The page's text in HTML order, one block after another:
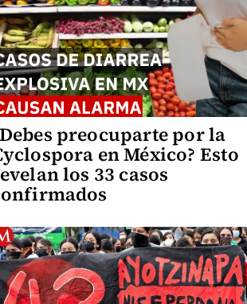
preocuparte por la
en México? Esto
los 33 casos